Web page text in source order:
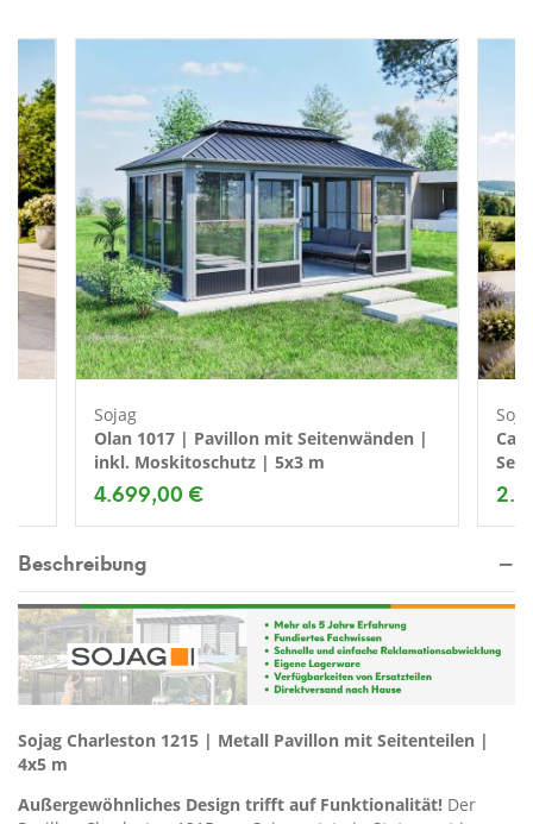
Sojag
Olan 1017 | Pavillon mit Seitenwänden |
inkl. Moskitoschutz | 5x3 m
4.699,00 €
Beschreibung
Sojag Charleston 1215 | Metall Pavillon mit Seitenteilen |
4x5 m
Außergewöhnliches Design trifft auf Funktionalität! Der